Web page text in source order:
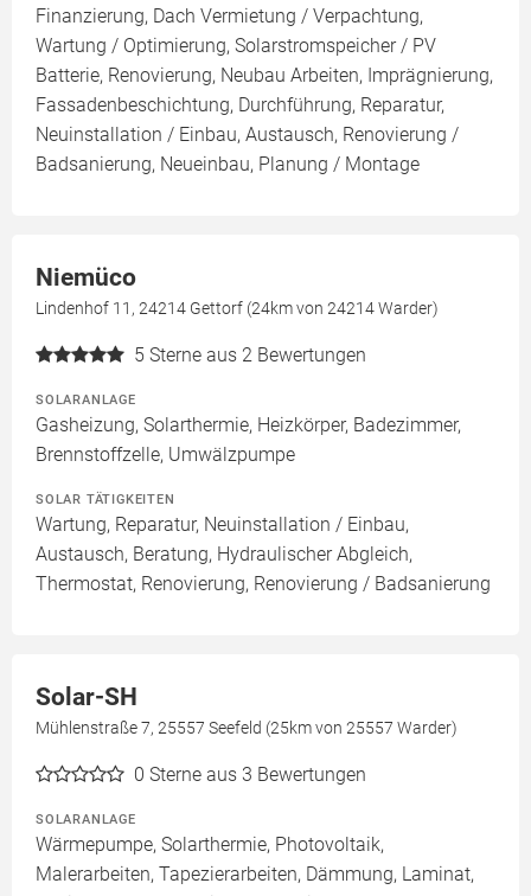
Finanzierung, Dach Vermietung / Verpachtung,
Wartung / Optimierung, Solarstromspeicher / PV
Batterie, Renovierung, Neubau Arbeiten, Imprägnierung,
Fassadenbeschichtung, Durchführung, Reparatur,
Neuinstallation / Einbau, Austausch, Renovierung /
Badsanierung, Neueinbau, Planung / Montage
Niemüco
Lindenhof 11, 24214 Gettorf (24km von 24214 Warder)
5 Sterne aus 2 Bewertungen
SOLARANLAGE
Gasheizung, Solarthermie, Heizkörper, Badezimmer,
Brennstoffzelle, Umwälzpumpe
SOLAR TÄTIGKEITEN
Wartung, Reparatur, Neuinstallation / Einbau,
Austausch, Beratung, Hydraulischer Abgleich,
Thermostat, Renovierung, Renovierung / Badsanierung
Solar-SH
Mühlenstraße 7, 25557 Seefeld (25km von 25557 Warder)
0 Sterne aus 3 Bewertungen
SOLARANLAGE
Wärmepumpe, Solarthermie, Photovoltaik,
Malerarbeiten, Tapezierarbeiten, Dämmung, Laminat,